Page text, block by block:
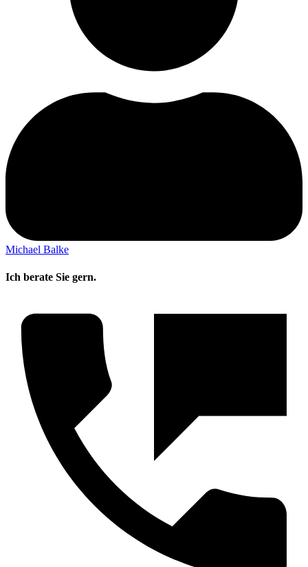
Michael Balke
Ich berate Sie gern.